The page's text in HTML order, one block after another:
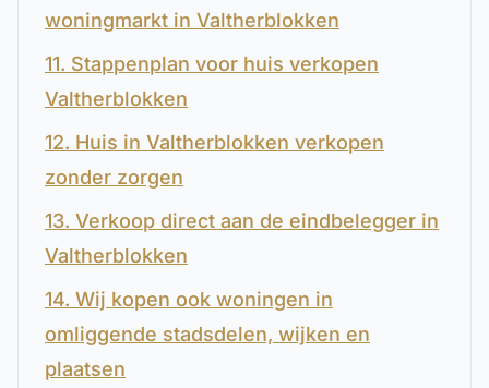
woningmarkt in Valtherblokken
11. Stappenplan voor huis verkopen
Valtherblokken
12. Huis in Valtherblokken verkopen
zonder zorgen
13. Verkoop direct aan de eindbelegger in
Valtherblokken
14. Wij kopen ook woningen in
omliggende stadsdelen, wijken en
plaatsen